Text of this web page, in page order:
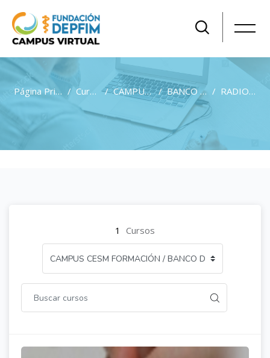
Página Principal Cursos CAMPUS CESM FORMACIÓN BANCO DE EXÁMENES POR ESPECIALIDADES GRATUITO PARA AFILIADOS A CESM RADIODIAGNÓSTICO
1 Cursos